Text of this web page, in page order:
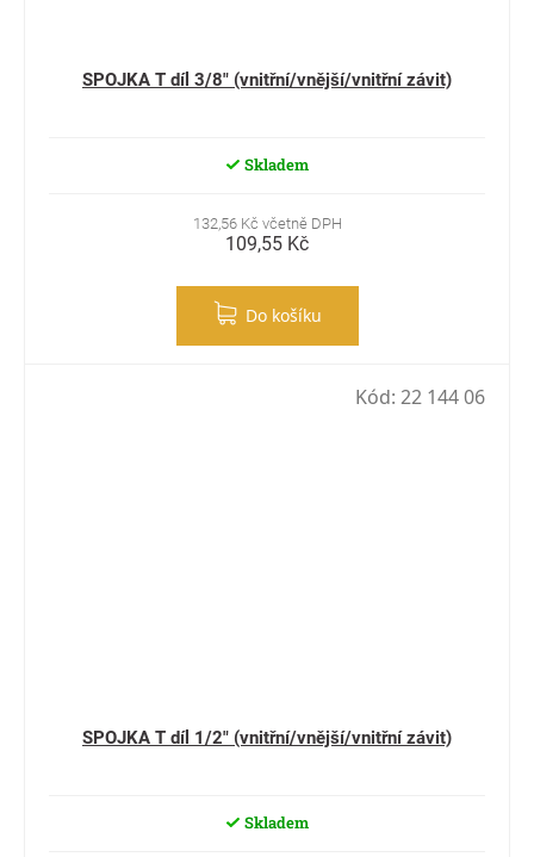
SPOJKA T díl 3/8" (vnitřní/vnější/vnitřní závit)
Skladem
132,56 Kč včetně DPH
109,55 Kč
Do košíku
SPOJKA T díl 1/2" (vnitřní/vnější/vnitřní závit)
Skladem
Kód: 22 144 06